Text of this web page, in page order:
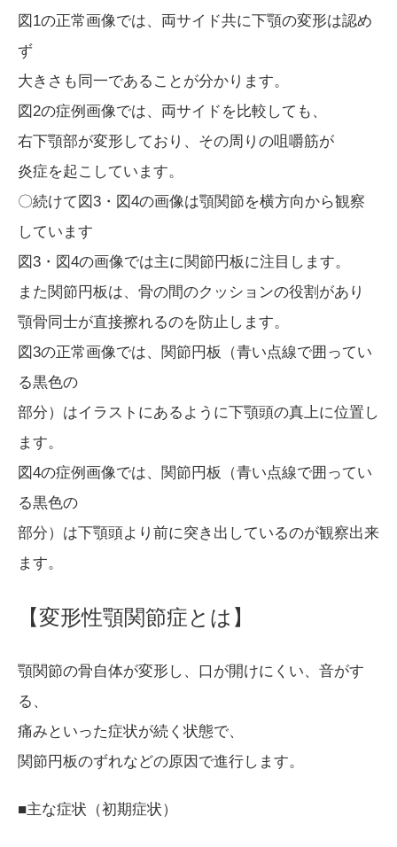
図1の正常画像では、両サイド共に下顎の変形は認め
ず
大きさも同一であることが分かります。
図2の症例画像では、両サイドを比較しても、
右下顎部が変形しており、その周りの咀嚼筋が
炎症を起こしています。
〇続けて図3・図4の画像は顎関節を横方向から観察
しています
図3・図4の画像では主に関節円板に注目します。
また関節円板は、骨の間のクッションの役割があり
顎骨同士が直接擦れるのを防止します。
図3の正常画像では、関節円板（青い点線で囲ってい
る黒色の
部分）はイラストにあるように下顎頭の真上に位置し
ます。
図4の症例画像では、関節円板（青い点線で囲ってい
る黒色の
部分）は下顎頭より前に突き出しているのが観察出来
ます。
【変形性顎関節症とは】
顎関節の骨自体が変形し、口が開けにくい、音がす
る、
痛みといった症状が続く状態で、
関節円板のずれなどの原因で進行します。
■主な症状（初期症状）